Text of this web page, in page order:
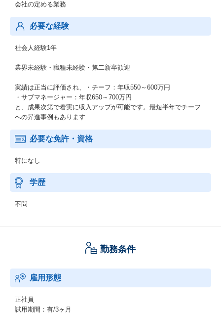
会社の定める業務
必要な経験
社会人経験1年
業界未経験・職種未経験・第二新卒歓迎
実績は正当に評価され、・チーフ：年収550～600万円
・サブマネージャー：年収650～700万円
と、成果次第で着実に収入アップが可能です。最短半年でチーフ
への昇進事例もあります
必要な免許・資格
特になし
学歴
不問
勤務条件
雇用形態
正社員
試用期間：有/3ヶ月